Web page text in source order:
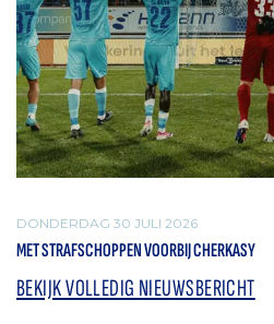
DONDERDAG 30 JULI 2026
MET STRAFSCHOPPEN VOORBIJ CHERKASY
BEKIJK VOLLEDIG NIEUWSBERICHT